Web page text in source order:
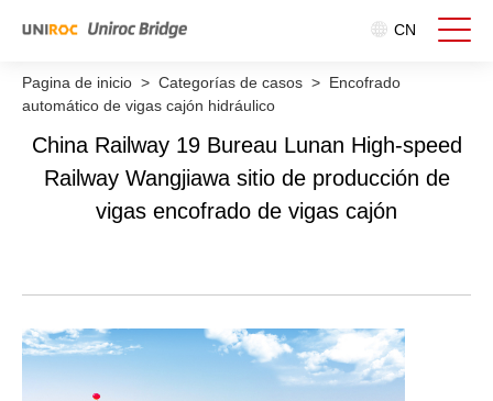
CN
Pagina de inicio > Categorías de casos > Encofrado
automático de vigas cajón hidráulico
China Railway 19 Bureau Lunan High-speed
Railway Wangjiawa sitio de producción de
vigas encofrado de vigas cajón